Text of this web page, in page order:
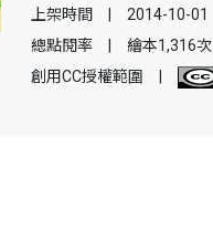
上架時間
2014-10-01
總點閱率
繪本1,316次
創用CC授權範圍